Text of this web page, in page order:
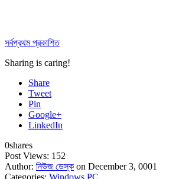
সর্বপ্রথম প্রকাশিত
Sharing is caring!
Share
Tweet
Pin
Google+
LinkedIn
0shares
Post Views: 152
Author: নিউজ ডেস্ক on December 3, 0001
Categories: Windows PC